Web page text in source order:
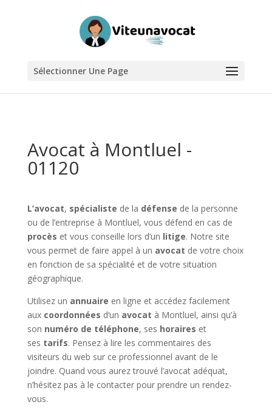
Sélectionner Une Page
Avocat à Montluel -
01120
L’avocat, spécialiste de la défense de la personne
ou de l’entreprise à Montluel, vous défend en cas de
procès et vous conseille lors d’un litige. Notre site
vous permet de faire appel à un avocat de votre choix
en fonction de sa spécialité et de votre situation
géographique.
Utilisez un annuaire en ligne et accédez facilement
aux coordonnées d’un avocat à Montluel, ainsi qu’à
son numéro de téléphone, ses horaires et
ses tarifs. Pensez à lire les commentaires des
visiteurs du web sur ce professionnel avant de le
joindre. Quand vous aurez trouvé l’avocat adéquat,
n’hésitez pas à le contacter pour prendre un rendez-
vous.